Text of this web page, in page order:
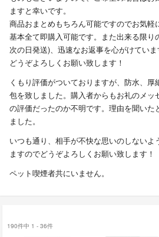
ますと幸いです。
商品おまとめもちろん可能ですのでお気軽
基本全て即購入可能です。また出来る限り
次の日発送)、迅速なお返事を心がけていま
どうぞよろしくお願い致します！
くもり評価がついておりますが、防水、
包を致しました。購入者からもお礼のメッ
の評価だったのか不明です。理由を聞いた
ました。
いつも通り、相手が不快な思いのしないよ
ますのでどうぞよろしくお願い致します！
ペット喫煙者共にいません。
190件中 1 - 36件